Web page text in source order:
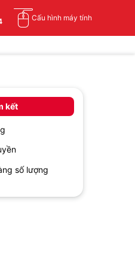
Cấu hình máy tính
kết
số lượng